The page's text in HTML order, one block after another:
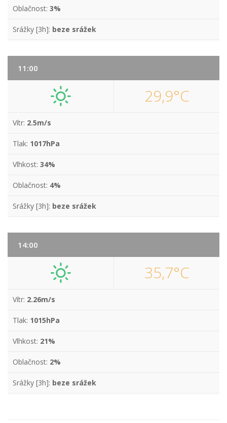
Oblačnost: 3%
Srážky [3h]: beze srážek
11:00
29,9°C
Vítr: 2.5m/s
Tlak: 1017hPa
Vlhkost: 34%
Oblačnost: 4%
Srážky [3h]: beze srážek
14:00
35,7°C
Vítr: 2.26m/s
Tlak: 1015hPa
Vlhkost: 21%
Oblačnost: 2%
Srážky [3h]: beze srážek